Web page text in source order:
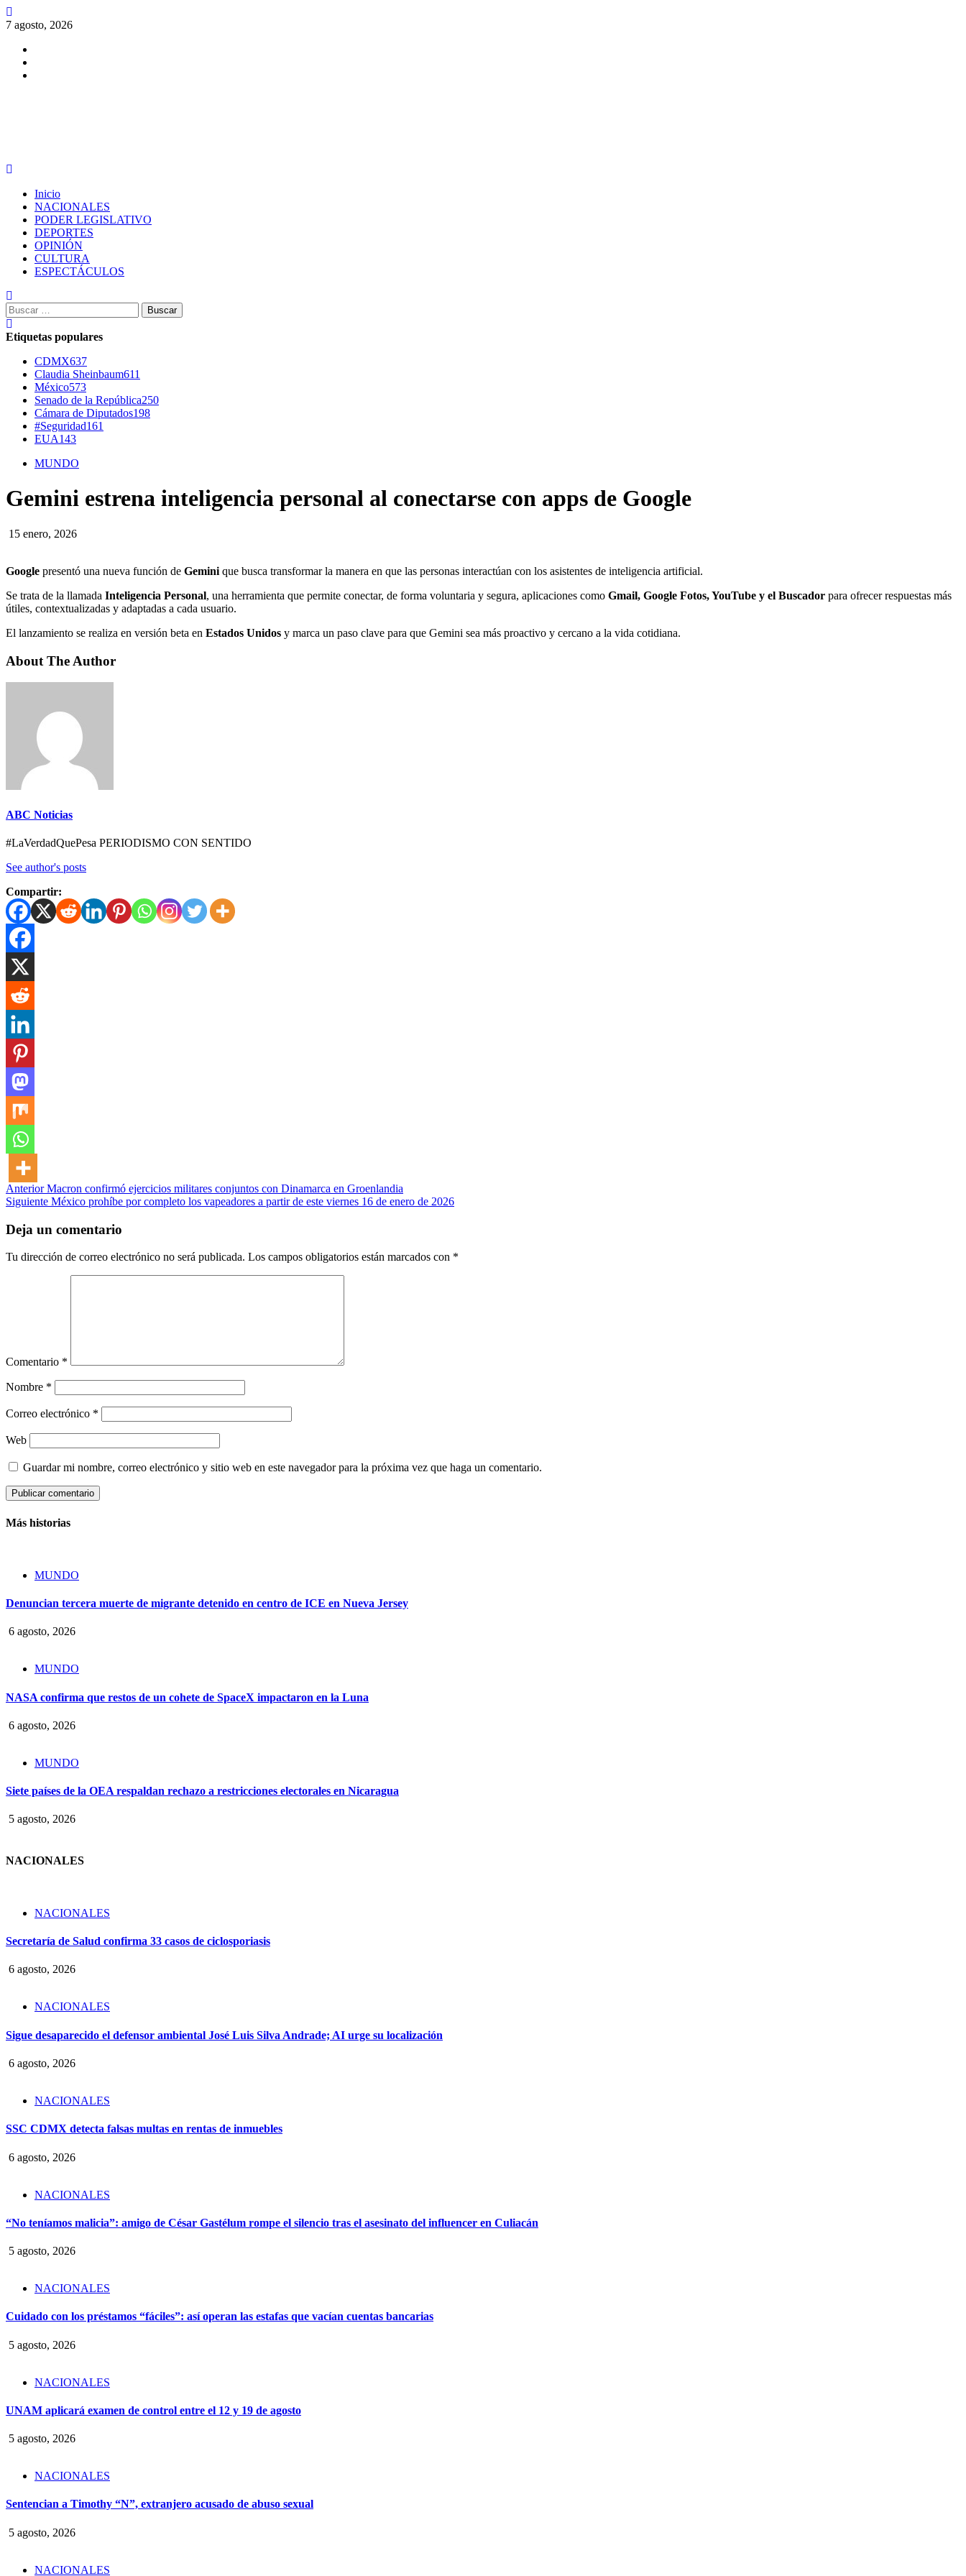
Saltar
al
7 agosto, 2026
Inicio
NACIONALES
PODER LEGISLATIVO
DEPORTES
OPINIÓN
CULTURA
ESPECTÁCULOS
Buscar:
Etiquetas populares
CDMX637
Claudia Sheinbaum611
México573
Senado de la República250
Cámara de Diputados198
#Seguridad161
EUA143
MUNDO
Gemini estrena inteligencia personal al conectarse con apps de Google
15 enero, 2026
Google presentó una nueva función de Gemini que busca transformar la manera en que las personas interactúan con los asistentes de inteligencia artificial.
Se trata de la llamada Inteligencia Personal, una herramienta que permite conectar, de forma voluntaria y segura, aplicaciones como Gmail, Google Fotos, YouTube y el Buscador para ofrecer respuestas más
útiles, contextualizadas y adaptadas a cada usuario.
El lanzamiento se realiza en versión beta en Estados Unidos y marca un paso clave para que Gemini sea más proactivo y cercano a la vida cotidiana.
About The Author
ABC Noticias
#LaVerdadQuePesa PERIODISMO CON SENTIDO
See author's posts
Compartir:
Post
navigation
AnteriorMacron confirmó ejercicios militares conjuntos con Dinamarca en Groenlandia
Siguiente México prohíbe por completo los vapeadores a partir de este viernes 16 de enero de 2026
Deja un comentario
Tu dirección de correo electrónico no será publicada. Los campos obligatorios están marcados con *
Comentario *
Nombre *
Correo electrónico *
Web
Guardar mi nombre, correo electrónico y sitio web en este navegador para la próxima vez que haga un comentario.
Más historias
MUNDO
Denuncian tercera muerte de migrante detenido en centro de ICE en Nueva Jersey
6 agosto, 2026
MUNDO
NASA confirma que restos de un cohete de SpaceX impactaron en la Luna
6 agosto, 2026
MUNDO
Siete países de la OEA respaldan rechazo a restricciones electorales en Nicaragua
5 agosto, 2026
NACIONALES
NACIONALES
Secretaría de Salud confirma 33 casos de ciclosporiasis
6 agosto, 2026
NACIONALES
Sigue desaparecido el defensor ambiental José Luis Silva Andrade; AI urge su localización
6 agosto, 2026
NACIONALES
SSC CDMX detecta falsas multas en rentas de inmuebles
6 agosto, 2026
NACIONALES
“No teníamos malicia”: amigo de César Gastélum rompe el silencio tras el asesinato del influencer en Culiacán
5 agosto, 2026
NACIONALES
Cuidado con los préstamos “fáciles”: así operan las estafas que vacían cuentas bancarias
5 agosto, 2026
NACIONALES
UNAM aplicará examen de control entre el 12 y 19 de agosto
5 agosto, 2026
NACIONALES
Sentencian a Timothy “N”, extranjero acusado de abuso sexual
5 agosto, 2026
NACIONALES